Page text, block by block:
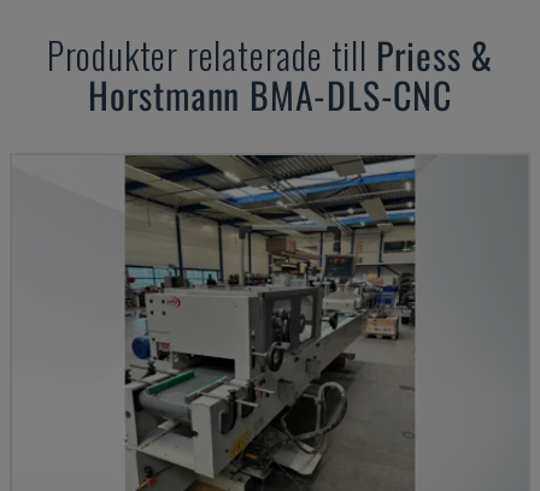
Produkter relaterade till Priess &
Horstmann BMA-DLS-CNC